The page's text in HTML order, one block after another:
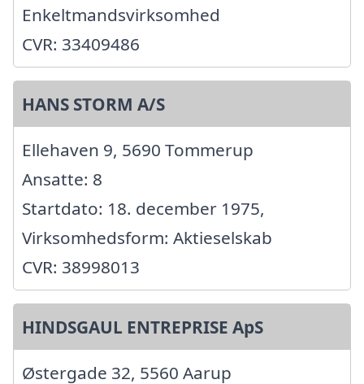
Enkeltmandsvirksomhed
CVR: 33409486
HANS STORM A/S
Ellehaven 9, 5690 Tommerup
Ansatte: 8
Startdato: 18. december 1975,
Virksomhedsform: Aktieselskab
CVR: 38998013
HINDSGAUL ENTREPRISE ApS
Østergade 32, 5560 Aarup